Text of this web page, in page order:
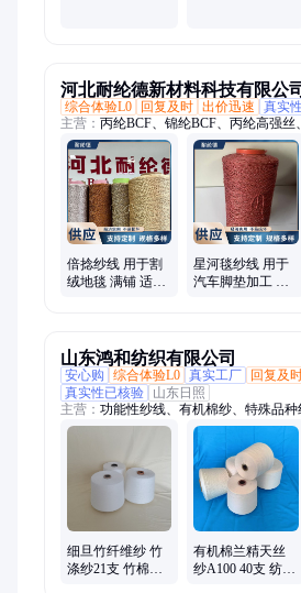
河北耐纶德新材料科技有限公司
综合体验L0
回复及时 出价迅速 真实
主营： 丙纶BCF、锦纶BCF、丙纶高强丝
捻纱、三色丝、丙纶膨体纱、地毯纱、尼
条纱、丙纶丝、尼龙三色丝、丙纶三色丝
倍捻纱线 用于割
绒地毯 满铺 适用
星河毯纱线 用于
汽车脚垫加工 支
山东鸿和纺织有限公司
安心购
综合体验L0 真实工厂 回复及
真实性已核验
山东日照
主营： 功能性纱线、有机棉纱、特殊品
混纺
细旦竹纤维纱 竹
涤纱21支 竹棉纱
有机棉兰精天丝
纱A100 40支 纺织